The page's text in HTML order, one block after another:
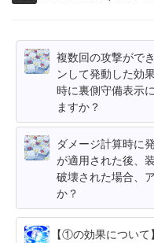
複数回の攻撃がで
ンして発動した効
時に裏側守備表示
ますか？
ダメージ計算時に
が適用された後、
破壊された場合、
か？
【①の効果について】